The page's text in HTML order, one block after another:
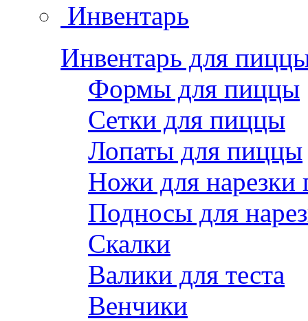
Инвентарь
Инвентарь для
Формы для пиццы
Сетки для пиццы
Лопаты для пиццы
Ножи для нарезки
Подносы для
Скалки
Валики для теста
Венчики